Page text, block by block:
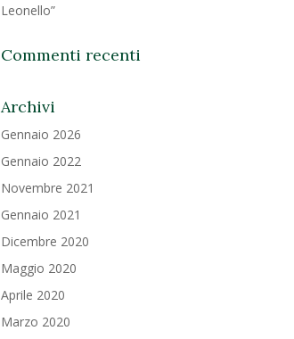
Leonello”
Commenti recenti
Archivi
Gennaio 2026
Gennaio 2022
Novembre 2021
Gennaio 2021
Dicembre 2020
Maggio 2020
Aprile 2020
Marzo 2020